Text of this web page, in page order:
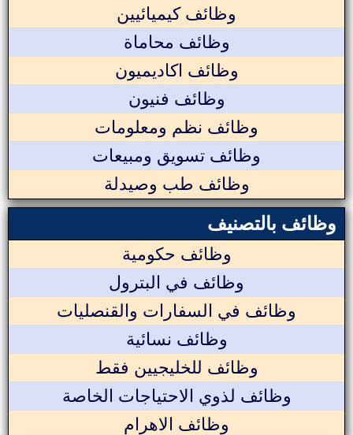
وظائف كيميائيين
وظائف محاماة
وظائف اكاديميون
وظائف فنيون
وظائف نظم ومعلومات
وظائف تسويق ومبيعات
وظائف طب وصيدلة
وظائف بالتصنيف
وظائف حكومية
وظائف في البترول
وظائف في السفارات والقنصليات
وظائف نسائية
وظائف للخليجيين فقط
وظائف لذوي الاحتياجات الخاصة
وظائف الاهرام